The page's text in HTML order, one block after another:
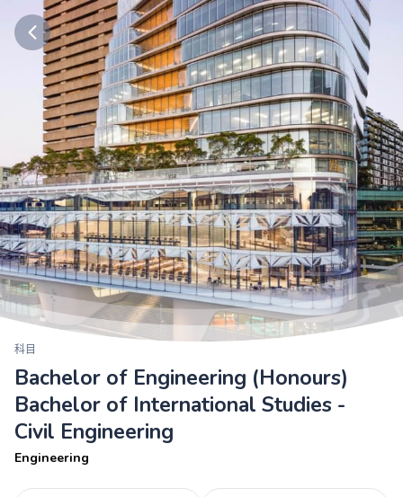
科目
Bachelor of Engineering (Honours)
Bachelor of International Studies -
Civil Engineering
Engineering